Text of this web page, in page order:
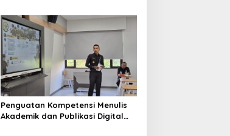
Penguatan Kompetensi Menulis
Akademik dan Publikasi Digital